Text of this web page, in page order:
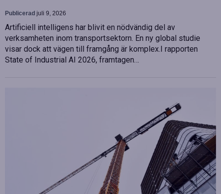
Publicerad juli 9, 2026
Artificiell intelligens har blivit en nödvändig del av
verksamheten inom transportsektorn. En ny global studie
visar dock att vägen till framgång är komplex.I rapporten
State of Industrial AI 2026, framtagen…